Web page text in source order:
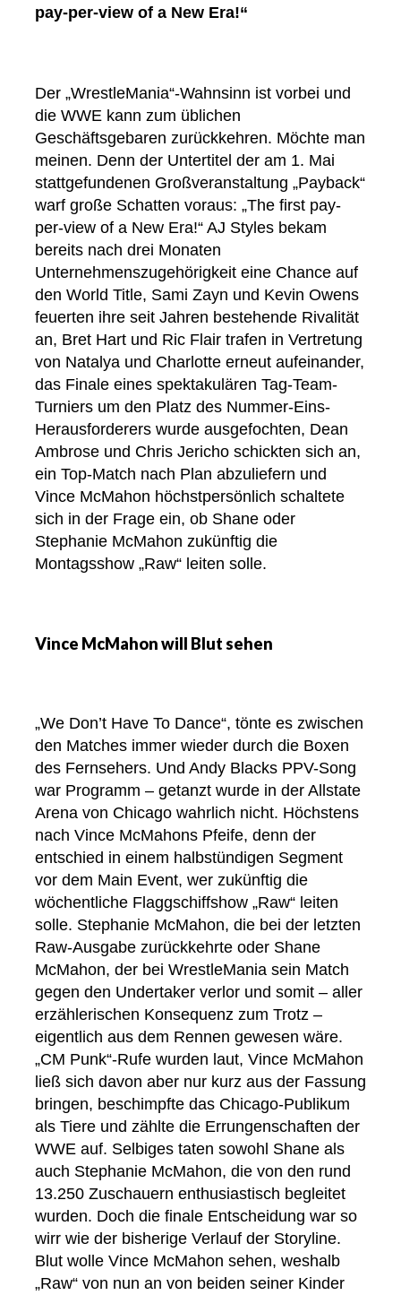
pay-per-view of a New Era!“
Der „WrestleMania“-Wahnsinn ist vorbei und
die WWE kann zum üblichen
Geschäftsgebaren zurückkehren. Möchte man
meinen. Denn der Untertitel der am 1. Mai
stattgefundenen Großveranstaltung „Payback“
warf große Schatten voraus: „The first pay-
per-view of a New Era!“ AJ Styles bekam
bereits nach drei Monaten
Unternehmenszugehörigkeit eine Chance auf
den World Title, Sami Zayn und Kevin Owens
feuerten ihre seit Jahren bestehende Rivalität
an, Bret Hart und Ric Flair trafen in Vertretung
von Natalya und Charlotte erneut aufeinander,
das Finale eines spektakulären Tag-Team-
Turniers um den Platz des Nummer-Eins-
Herausforderers wurde ausgefochten, Dean
Ambrose und Chris Jericho schickten sich an,
ein Top-Match nach Plan abzuliefern und
Vince McMahon höchstpersönlich schaltete
sich in der Frage ein, ob Shane oder
Stephanie McMahon zukünftig die
Montagsshow „Raw“ leiten solle.
Vince McMahon will Blut sehen
„We Don’t Have To Dance“, tönte es zwischen
den Matches immer wieder durch die Boxen
des Fernsehers. Und Andy Blacks PPV-Song
war Programm – getanzt wurde in der Allstate
Arena von Chicago wahrlich nicht. Höchstens
nach Vince McMahons Pfeife, denn der
entschied in einem halbstündigen Segment
vor dem Main Event, wer zukünftig die
wöchentliche Flaggschiffshow „Raw“ leiten
solle. Stephanie McMahon, die bei der letzten
Raw-Ausgabe zurückkehrte oder Shane
McMahon, der bei WrestleMania sein Match
gegen den Undertaker verlor und somit – aller
erzählerischen Konsequenz zum Trotz –
eigentlich aus dem Rennen gewesen wäre.
„CM Punk“-Rufe wurden laut, Vince McMahon
ließ sich davon aber nur kurz aus der Fassung
bringen, beschimpfte das Chicago-Publikum
als Tiere und zählte die Errungenschaften der
WWE auf. Selbiges taten sowohl Shane als
auch Stephanie McMahon, die von den rund
13.250 Zuschauern enthusiastisch begleitet
wurden. Doch die finale Entscheidung war so
wirr wie der bisherige Verlauf der Storyline.
Blut wolle Vince McMahon sehen, weshalb
„Raw“ von nun an von beiden seiner Kinder